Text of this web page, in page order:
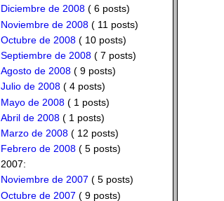
Diciembre de 2008( 6 posts)
Noviembre de 2008( 11 posts)
Octubre de 2008( 10 posts)
Septiembre de 2008( 7 posts)
Agosto de 2008( 9 posts)
Julio de 2008( 4 posts)
Mayo de 2008( 1 posts)
Abril de 2008( 1 posts)
Marzo de 2008( 12 posts)
Febrero de 2008( 5 posts)
2007:
Noviembre de 2007 ( 5 posts)
Octubre de 2007 ( 9 posts)